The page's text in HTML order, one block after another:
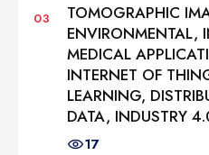
TOMOGRAPHIC
ENVIRONMENTAL,
MEDICAL
INTERNET OF
LEARNING,
DATA, INDUSTRY
17